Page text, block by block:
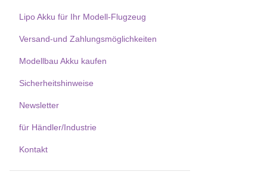
Lipo Akku für Ihr Modell-Flugzeug
Versand-und Zahlungsmöglichkeiten
Modellbau Akku kaufen
Sicherheitshinweise
Newsletter
für Händler/Industrie
Kontakt